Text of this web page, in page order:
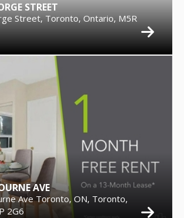
STREET
Street, Toronto, Ontario, M5R
AVE
Ave Toronto, ON, Toronto,
2G6